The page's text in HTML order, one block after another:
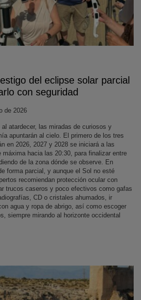
del eclipse solar parcial
con seguridad
de 2026
atardecer, las miradas de curiosos y
apuntarán al cielo. El primero de los tres
en 2026, 2027 y 2028 se iniciará a las
máxima hacia las 20:30, para finalizar entre
de la zona dónde se observe. En
forma parcial, y aunque el Sol no esté
recomiendan protección ocular con
trucos caseros y poco efectivos como gafas
CD o cristales ahumados, ir
agua y ropa de abrigo, así como escoger
siempre mirando al horizonte occidental